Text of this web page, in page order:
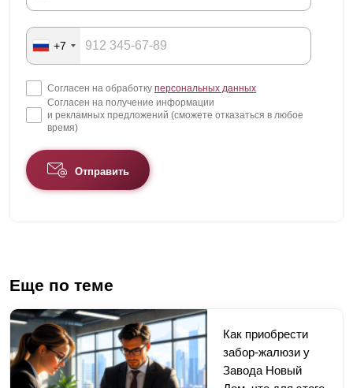
+7
Согласен на обработку персональных данных
Согласен на получение информации
и рекламных предложений (сможете отказаться в любое
время)
Отправить
Еще по теме
Как приобрести
забор-жалюзи у
Завода Новый